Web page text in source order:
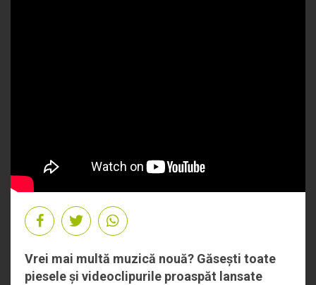
Vrei mai multă muzică nouă? Găsești toate
piesele și videoclipurile proaspăt lansate